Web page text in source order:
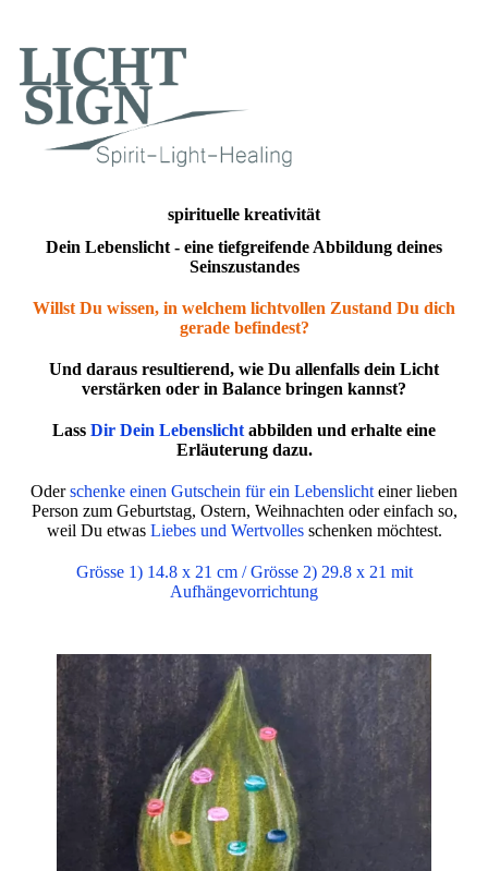
spirituelle kreativität
Dein Lebenslicht - eine tiefgreifende Abbildung deines
Seinszustandes
Willst Du wissen, in welchem lichtvollen Zustand Du dich
gerade befindest?
Und daraus resultierend, wie Du allenfalls dein Licht
verstärken oder in Balance bringen kannst?
Lass Dir Dein Lebenslicht abbilden und erhalte eine
Erläuterung dazu.
Oderschenke einen Gutschein für ein Lebenslicht einer lieben
Person zum Geburtstag, Ostern, Weihnachten oder einfach so,
weil Du etwas Liebes und Wertvollesschenken möchtest.
Grösse 1) 14.8 x 21 cm / Grösse 2) 29.8 x 21 mit
Aufhängevorrichtung